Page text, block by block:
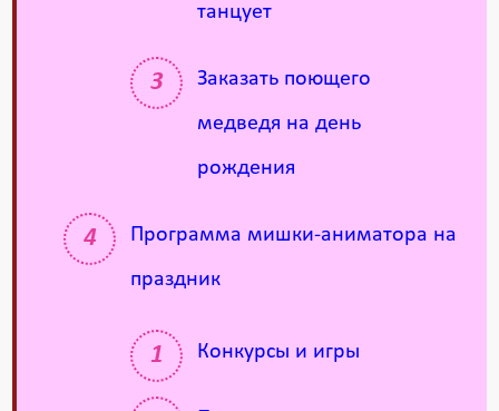
танцует
Заказать поющего
медведя на день
рождения
Программа мишки-аниматора на
праздник
Конкурсы и игры